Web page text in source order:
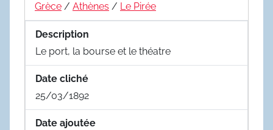
Grèce / Athènes / Le Pirée
Description
Le port, la bourse et le théatre
Date cliché
25/03/1892
Date ajoutée